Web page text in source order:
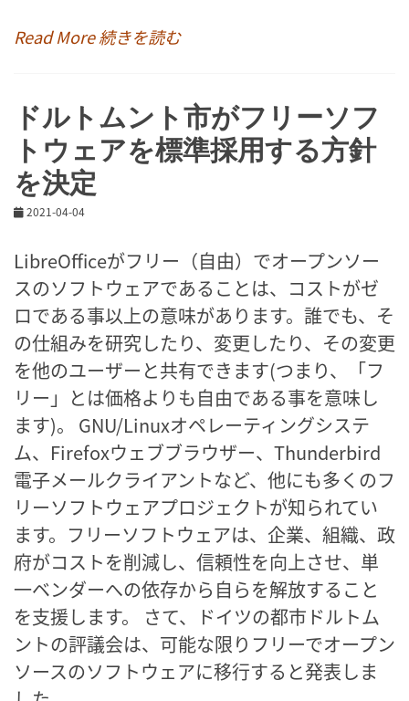
Read More 続きを読む
ドルトムント市がフリーソフ
トウェアを標準採用する方針
を決定
2021-04-04
LibreOfficeがフリー（自由）でオープンソー
スのソフトウェアであることは、コストがゼ
ロである事以上の意味があります。誰でも、そ
の仕組みを研究したり、変更したり、その変更
を他のユーザーと共有できます(つまり、「フ
リー」とは価格よりも自由である事を意味し
ます)。 GNU/Linuxオペレーティングシステ
ム、Firefoxウェブブラウザー、Thunderbird
電子メールクライアントなど、他にも多くのフ
リーソフトウェアプロジェクトが知られてい
ます。フリーソフトウェアは、企業、組織、政
府がコストを削減し、信頼性を向上させ、単
一ベンダーへの依存から自らを解放すること
を支援します。 さて、ドイツの都市ドルトム
ントの評議会は、可能な限りフリーでオープン
ソースのソフトウェアに移行すると発表しま